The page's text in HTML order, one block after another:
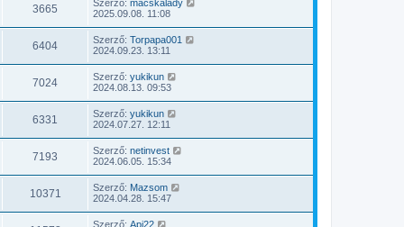
3665 Szerző: macskalady
2025.09.08. 11:08
6404 Szerző: Torpapa001
2024.09.23. 13:11
7024 Szerző: yukikun
2024.08.13. 09:53
6331 Szerző: yukikun
2024.07.27. 12:11
7193 Szerző: netinvest
2024.06.05. 15:34
10371 Szerző: Mazsom
2024.04.28. 15:47
Szerző: Api22